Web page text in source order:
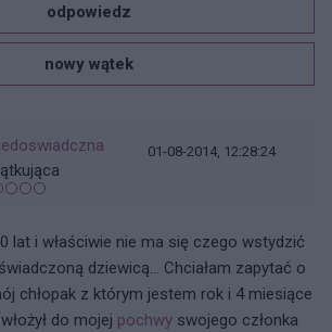
odpowiedz
nowy wątek
01-08-2014, 12:28:24
lat i właściwie nie ma się czego wstydzić
dziewicą... Chciałam zapytać o
chłopak z którym jestem rok i 4 miesiące
do mojej pochwy swojego członka